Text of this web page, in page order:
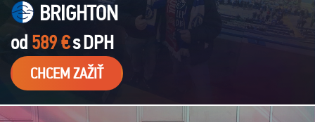
BRIGHTON
od 589 €sDPH
CHCEM ZAŽIŤ